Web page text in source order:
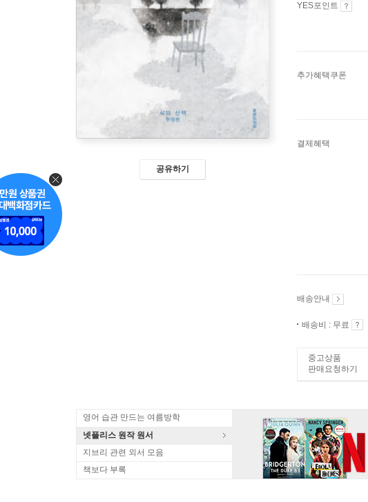
공유하기
YES포인트
추가혜택쿠폰
결제혜택
배송안내
배송비 : 무료
중고상품
판매요청하기
영어 습관 만드는 여름방학
넷플리스 원작 원서
지브리 관련 외서 모음
책보다 부록